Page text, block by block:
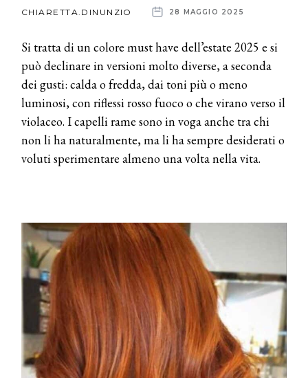
CHIARETTA.DINUNZIO 28 MAGGIO 2025
Si tratta di un colore must have dell’estate 2025 e si
può declinare in versioni molto diverse, a seconda
dei gusti: calda o fredda, dai toni più o meno
luminosi, con riflessi rosso fuoco o che virano verso il
violaceo. I capelli rame sono in voga anche tra chi
non li ha naturalmente, ma li ha sempre desiderati o
voluti sperimentare almeno una volta nella vita.